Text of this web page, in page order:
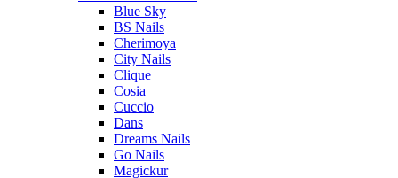
Blue Sky
BS Nails
Cherimoya
City Nails
Clique
Cosia
Cuccio
Dans
Dreams Nails
Go Nails
Magickur